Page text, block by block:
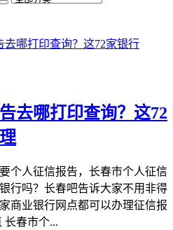
去哪打印查询？这72
个人征信报告，长春市个人征信
行吗？长春吧告诉大家不用非得
商业银行网点都可以办理征信报
长春市个...